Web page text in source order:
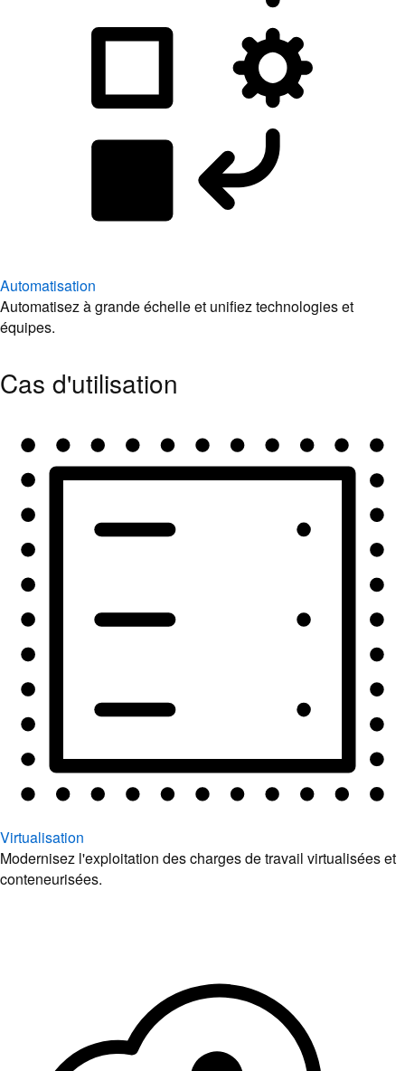
Automatisation
Automatisez à grande échelle et unifiez technologies et
équipes.
Cas d'utilisation
Virtualisation
Modernisez l'exploitation des charges de travail virtualisées et
conteneurisées.